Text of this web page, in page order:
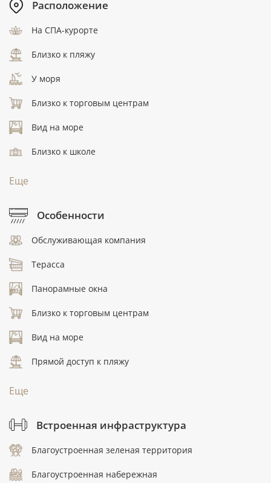
Расположение
На СПА-курорте
Близко к пляжу
У моря
Близко к торговым центрам
Вид на море
Близко к школе
Еще
Особенности
Обслуживающая компания
Терасса
Панорамные окна
Близко к торговым центрам
Вид на море
Прямой доступ к пляжу
Еще
Встроенная инфраструктура
Благоустроенная зеленая территория
Благоустроенная набережная